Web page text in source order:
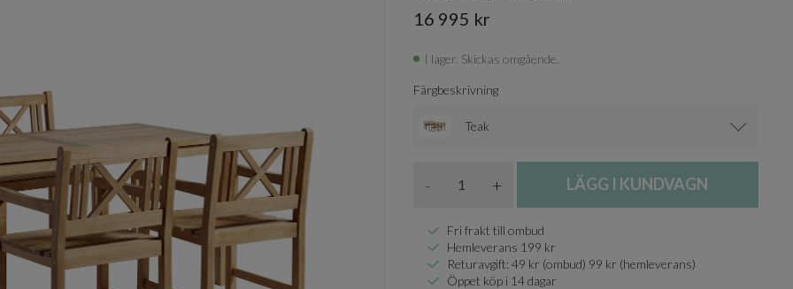
16 995 kr
I lager. Skickas omgående.
Färgbeskrivning
Teak
- + LÄGG I KUNDVAGN
Fri frakt till ombud
Hemleverans 199 kr
Returavgift: 49 kr (ombud) 99 kr (hemleverans)
Öppet köp i 14 dagar